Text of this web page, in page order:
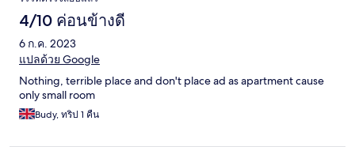
4/10 ค่อนข้างดี
6 ก.ค. 2023
แปลด้วย Google
Nothing, terrible place and don't place ad as apartment cause
only small room
Budy, ทริป 1 คืน